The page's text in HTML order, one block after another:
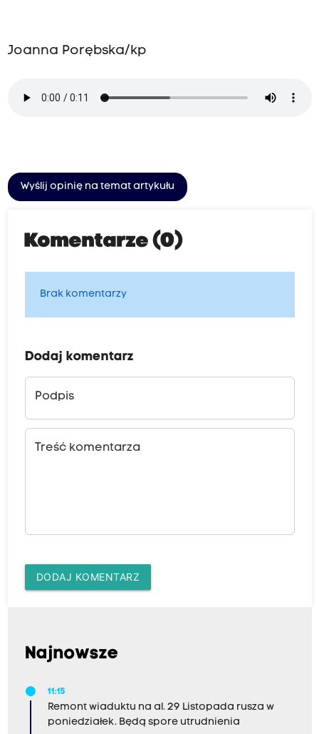
Joanna Porębska/kp
Wyślij opinię na temat artykułu
Komentarze (0)
Brak komentarzy
Dodaj komentarz
Podpis
Treść komentarza
DODAJ KOMENTARZ
Najnowsze
11:15
Remont wiaduktu na al. 29 Listopada rusza w
poniedziałek. Będą spore utrudnienia